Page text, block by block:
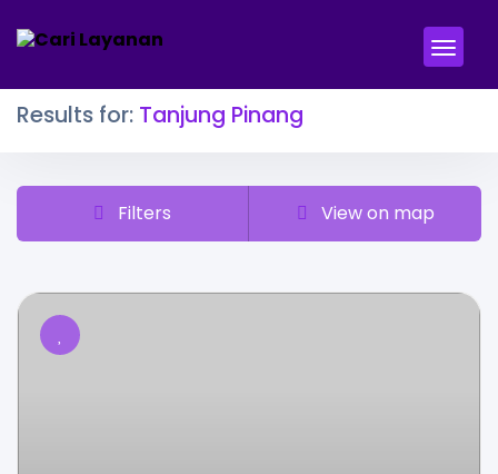
Results for: Tanjung Pinang
Filters View on map